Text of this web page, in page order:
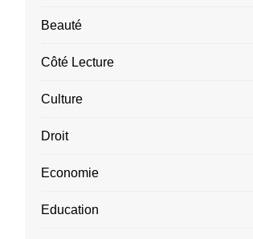
Beauté
Côté Lecture
Culture
Droit
Economie
Education